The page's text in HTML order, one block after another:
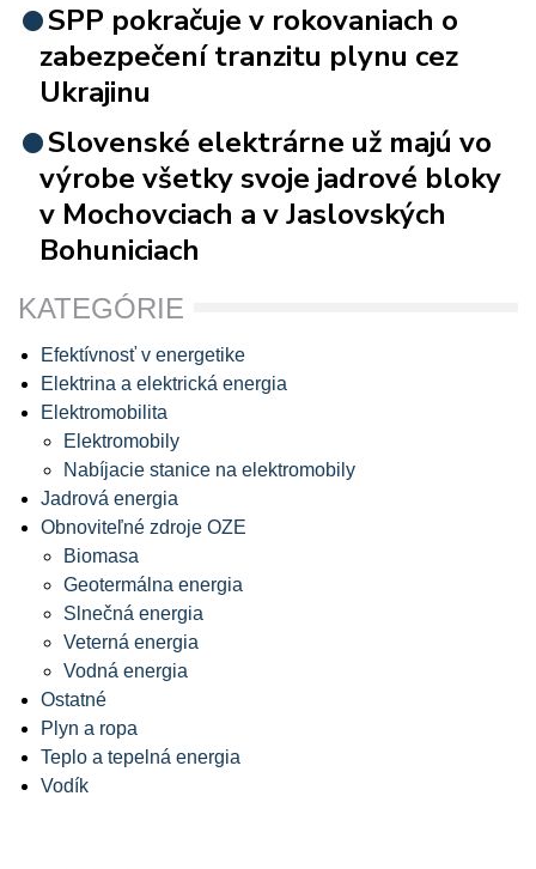
SPP pokračuje v rokovaniach o
zabezpečení tranzitu plynu cez
Ukrajinu
Slovenské elektrárne už majú vo
výrobe všetky svoje jadrové bloky
v Mochovciach a v Jaslovských
Bohuniciach
KATEGÓRIE
Efektívnosť v energetike
Elektrina a elektrická energia
Elektromobilita
Elektromobily
Nabíjacie stanice na elektromobily
Jadrová energia
Obnoviteľné zdroje OZE
Biomasa
Geotermálna energia
Slnečná energia
Veterná energia
Vodná energia
Ostatné
Plyn a ropa
Teplo a tepelná energia
Vodík